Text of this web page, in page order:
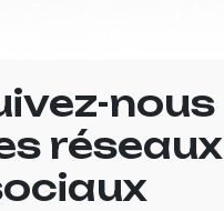
nous
réseaux